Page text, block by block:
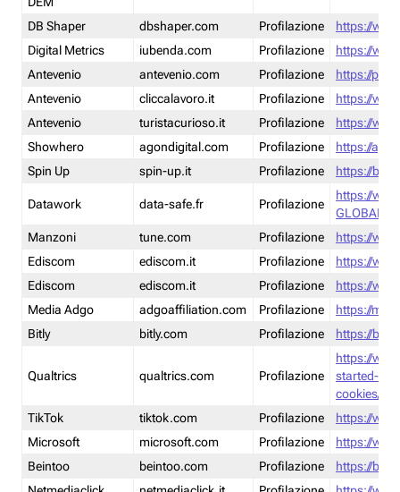
DB Shaper
dbshaper.com Profilazione
https://
Digital Metrics
iubenda.com Profilazione
https://
Antevenio
antevenio.com Profilazione
https://
Antevenio
cliccalavoro.it Profilazione
https://
Antevenio
turistacurioso.it Profilazione
https://
Showhero
agondigital.com Profilazione
https://
Spin Up
spin-up.it Profilazione https://
Datawork data-safe.fr Profilazione
https://
GLOBAL-
Manzoni
tune.com Profilazione
https://
Ediscom
ediscom.it Profilazione
https://
Ediscom
ediscom.it Profilazione
https://
Media Adgo
adgoaffiliation.com Profilazione
https://
Bitly
bitly.com Profilazione https://
Qualtrics qualtrics.com Profilazione
https://
started-
cookies/
TikTok
tiktok.com Profilazione
https://
Microsoft
microsoft.com Profilazione
https://
Beintoo
beintoo.com Profilazione
https://